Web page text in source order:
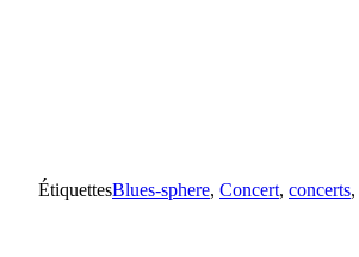
ÉtiquettesBlues-sphere, Concert, concerts,